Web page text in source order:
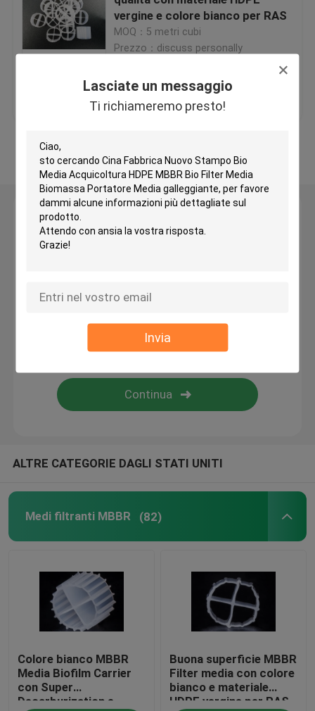
Lasciate un messaggio
Ti richiameremo presto!
Invia
Medi filtranti in plastica
Medi filtranti galleggianti
Medi filtranti K1
Reattore a biofilm mobile
Medi filtranti a sfere BIO
bio- corpo filtrante
Portatore MBBR
Media di filtraggio bio-blocco
Palancola del PVC
vergine e colore bianco per RAS
MOQ：5 metri cubi
Prezzo：discuss personally
Miglior prezzo Contattaci
Osservi più
Lasciate un messaggio
Ti richiameremo presto!
ALTRE CATEGORIE DAGLI STATI UNITI
Medi filtranti MBBR (82)
Colore bianco MBBR
Media Biofilm Carrier
con Super
Decarburization e
Buona superficie MBBR
Filter media con colore
bianco e materiale
HDPE vergine per RAS